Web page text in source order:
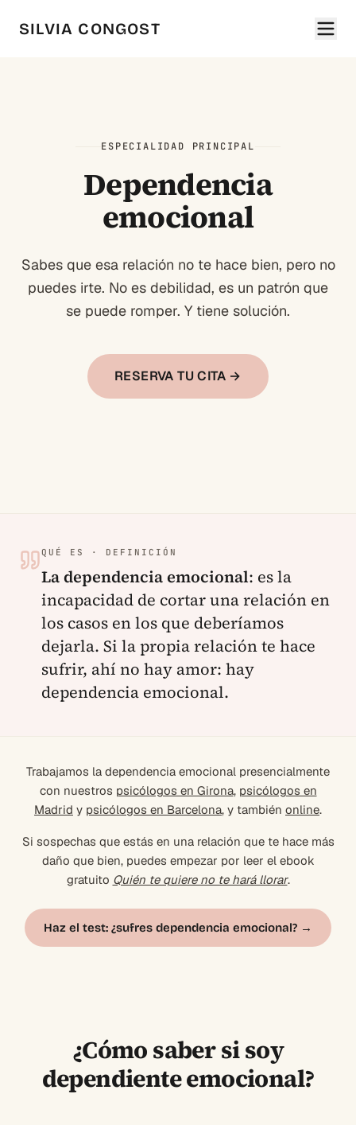
SILVIA CONGOST
ESPECIALIDAD PRINCIPAL
Dependencia
emocional
Sabes que esa relación no te hace bien, pero no
puedes irte. No es debilidad, es un patrón que
se puede romper. Y tiene solución.
RESERVA TU CITA →
QUÉ ES · DEFINICIÓN
La dependencia emocional: es la
incapacidad de cortar una relación en
los casos en los que deberíamos
dejarla. Si la propia relación te hace
sufrir, ahí no hay amor: hay
dependencia emocional.
Trabajamos la dependencia emocional presencialmente
con nuestros psicólogos en Girona, psicólogos en
Madrid y psicólogos en Barcelona, y también online.
Si sospechas que estás en una relación que te hace más
daño que bien, puedes empezar por leer el ebook
gratuito Quién te quiere no te hará llorar.
Haz el test: ¿sufres dependencia emocional? →
¿Cómo saber si soy
dependiente emocional?